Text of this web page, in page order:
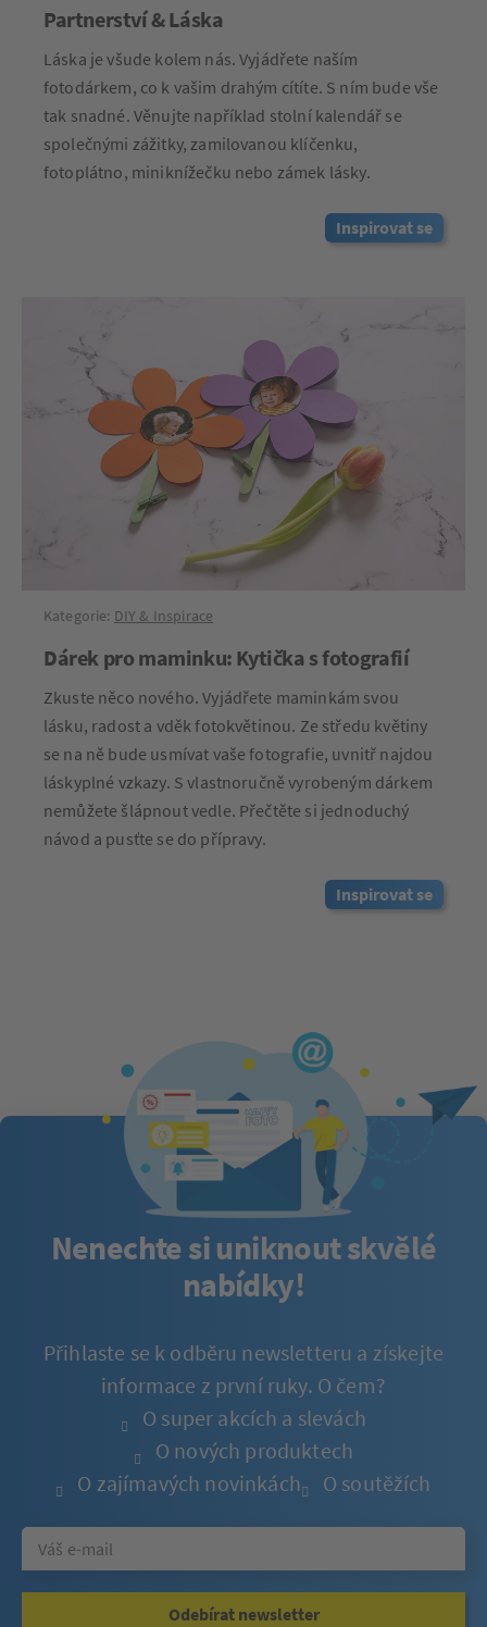
Partnerství & Láska
Láska je všude kolem nás. Vyjádřete naším
fotodárkem, co k vašim drahým cítíte. S ním bude vše
tak snadné. Věnujte například stolní kalendář se
společnými zážitky, zamilovanou klíčenku,
fotoplátno, miniknížečku nebo zámek lásky.
Inspirovat se
Kategorie: DIY & Inspirace
Dárek pro maminku: Kytička s fotografií
Zkuste něco nového. Vyjádřete maminkám svou
lásku, radost a vděk fotokvětinou. Ze středu květiny
se na ně bude usmívat vaše fotografie, uvnitř najdou
láskyplné vzkazy. S vlastnoručně vyrobeným dárkem
nemůžete šlápnout vedle. Přečtěte si jednoduchý
návod a pusťte se do přípravy.
Inspirovat se
Nenechte si uniknout skvělé
nabídky!
Přihlaste se k odběru newsletteru a získejte
informace z první ruky. O čem?
O super akcích a slevách
O nových produktech
O zajímavých novinkách
O soutěžích
Odebírat newsletter